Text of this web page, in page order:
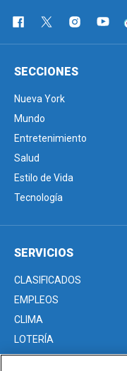
SECCIONES
Nueva York
Mundo
Entretenimiento
Salud
Estilo de Vida
Tecnología
SERVICIOS
CLASIFICADOS
EMPLEOS
CLIMA
LOTERÍA